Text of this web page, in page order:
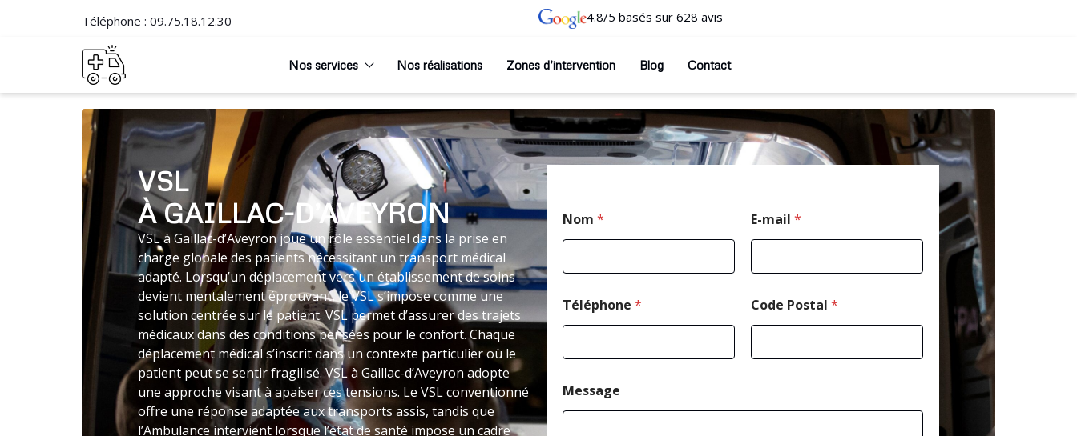
Téléphone : 09.75.18.12.30 4.8/5 basés sur 628 avis
Nos services Nos réalisations Zones d’intervention Blog Contact
VSL
À GAILLAC-D’AVEYRON
VSL à Gaillac-d’Aveyron joue un rôle essentiel dans la prise en
charge globale des patients nécessitant un transport médical
adapté. Lorsqu’un déplacement vers un établissement de soins
devient mentalement éprouvant, le VSL s’impose comme une
solution centrée sur le patient. VSL permet d’assurer des trajets
médicaux dans des conditions pensées pour le confort. Chaque
déplacement médical s’inscrit dans un contexte particulier où le
patient peut se sentir fragilisé. VSL à Gaillac-d’Aveyron adopte
une approche visant à apaiser ces tensions. Le VSL conventionné
offre une réponse adaptée aux transports assis, tandis que
l’Ambulance intervient lorsque l’état de santé impose un cadre
o
s
a
E
-
m
i
C
Nom * E-mail *
Téléphone * Code Postal *
Message